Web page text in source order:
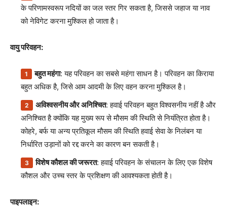
के परिणामस्वरूप नदियों का जल स्तर गिर सकता है, जिससे जहाज या नाव
को नेविगेट करना मुश्किल हो जाता है।
वायु परिवहन:
बहुत महंगा: यह परिवहन का सबसे महंगा साधन है। परिवहन का किराया
बहुत अधिक है, जिसे आम आदमी के लिए वहन करना मुश्किल है।
अविश्वसनीय और अनिश्चित: हवाई परिवहन बहुत विश्वसनीय नहीं है और
अनिश्चित है क्योंकि यह मुख्य रूप से मौसम की स्थिति से नियंत्रित होता है।
कोहरे, बर्फ या अन्य प्रतिकूल मौसम की स्थिति हवाई सेवा के निलंबन या
निर्धारित उड़ानों को रद्द करने का कारण बन सकती है।
विशेष कौशल की जरूरत: हवाई परिवहन के संचालन के लिए एक विशेष
कौशल और उच्च स्तर के प्रशिक्षण की आवश्यकता होती है।
पाइपलाइन: